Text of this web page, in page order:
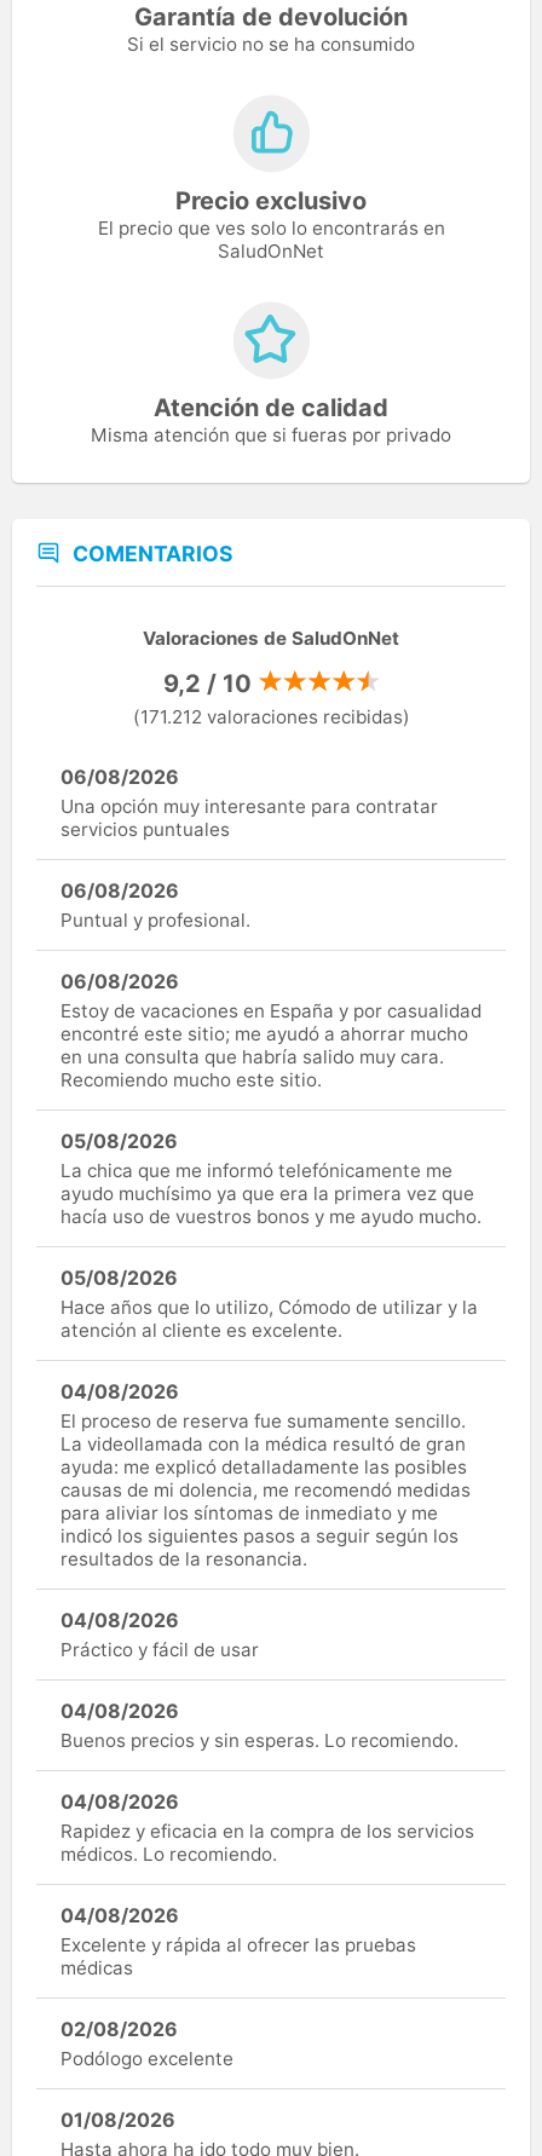
Garantía de devolución
Si el servicio no se ha consumido
Precio exclusivo
El precio que ves solo lo encontrarás en
SaludOnNet
Atención de calidad
Misma atención que si fueras por privado
COMENTARIOS
Valoraciones de SaludOnNet
9,2 / 10
(171.212 valoraciones recibidas)
06/08/2026
Una opción muy interesante para contratar
servicios puntuales
06/08/2026
Puntual y profesional.
06/08/2026
Estoy de vacaciones en España y por casualidad
encontré este sitio; me ayudó a ahorrar mucho
en una consulta que habría salido muy cara.
Recomiendo mucho este sitio.
05/08/2026
La chica que me informó telefónicamente me
ayudo muchísimo ya que era la primera vez que
hacía uso de vuestros bonos y me ayudo mucho.
05/08/2026
Hace años que lo utilizo, Cómodo de utilizar y la
atención al cliente es excelente.
04/08/2026
El proceso de reserva fue sumamente sencillo.
La videollamada con la médica resultó de gran
ayuda: me explicó detalladamente las posibles
causas de mi dolencia, me recomendó medidas
para aliviar los síntomas de inmediato y me
indicó los siguientes pasos a seguir según los
resultados de la resonancia.
04/08/2026
Práctico y fácil de usar
04/08/2026
Buenos precios y sin esperas. Lo recomiendo.
04/08/2026
Rapidez y eficacia en la compra de los servicios
médicos. Lo recomiendo.
04/08/2026
Excelente y rápida al ofrecer las pruebas
médicas
02/08/2026
Podólogo excelente
01/08/2026
Hasta ahora ha ido todo muy bien.